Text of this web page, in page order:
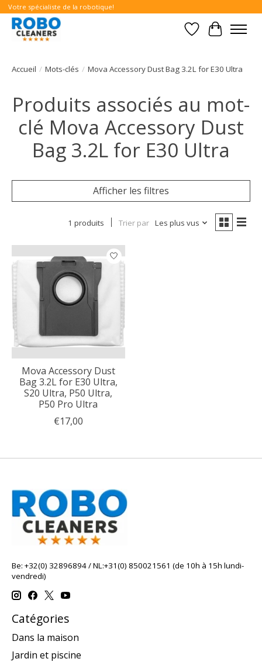
Votre spécialiste de la robotique!
Liste dePanier
Accueil / Mots-clés / Mova Accessory Dust Bag 3.2L for E30 Ultra
Produits associés au mot-
clé Mova Accessory Dust
Bag 3.2L for E30 Ultra
Afficher les filtres
1 produits Trier par Les plus vus
Mova Accessory Dust
Bag 3.2L for E30 Ultra,
S20 Ultra, P50 Ultra,
P50 Pro Ultra
€17,00
Be: +32(0) 32896894 / NL:+31(0) 850021561 (de 10h à 15h lundi-
vendredi)
Catégories
Dans la maison
Jardin et piscine